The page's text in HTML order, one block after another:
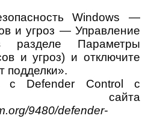
Windows —
и угроз — Управление
разделе Параметры
и угроз) и отключите
подделки».
с Defender Control с
сайта
9480/defender-